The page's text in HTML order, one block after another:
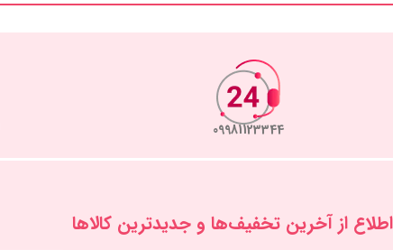
09981123344
اطلاع از آخرین تخفیف‌ها و جدیدترین کالاها